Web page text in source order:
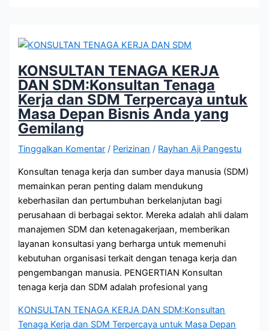
KONSULTAN TENAGA KERJA
DAN SDM:Konsultan Tenaga
Kerja dan SDM Terpercaya untuk
Masa Depan Bisnis Anda yang
Gemilang
Tinggalkan Komentar / Perizinan / Rayhan Aji Pangestu
Konsultan tenaga kerja dan sumber daya manusia (SDM)
memainkan peran penting dalam mendukung
keberhasilan dan pertumbuhan berkelanjutan bagi
perusahaan di berbagai sektor. Mereka adalah ahli dalam
manajemen SDM dan ketenagakerjaan, memberikan
layanan konsultasi yang berharga untuk memenuhi
kebutuhan organisasi terkait dengan tenaga kerja dan
pengembangan manusia. PENGERTIAN Konsultan
tenaga kerja dan SDM adalah profesional yang
KONSULTAN TENAGA KERJA DAN SDM:Konsultan
Tenaga Kerja dan SDM Terpercaya untuk Masa Depan